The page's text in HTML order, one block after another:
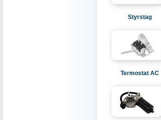
Styrstag
Termostat AC